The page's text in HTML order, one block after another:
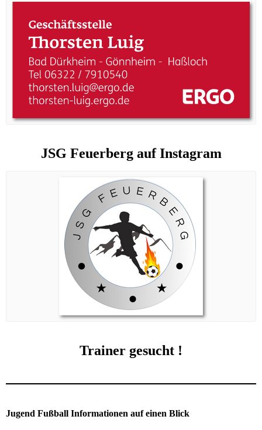
JSG Feuerberg auf Instagram
Trainer gesucht !
Jugend Fußball Informationen auf einen Blick